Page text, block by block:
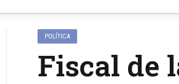
POLÍTICA
Fiscal de